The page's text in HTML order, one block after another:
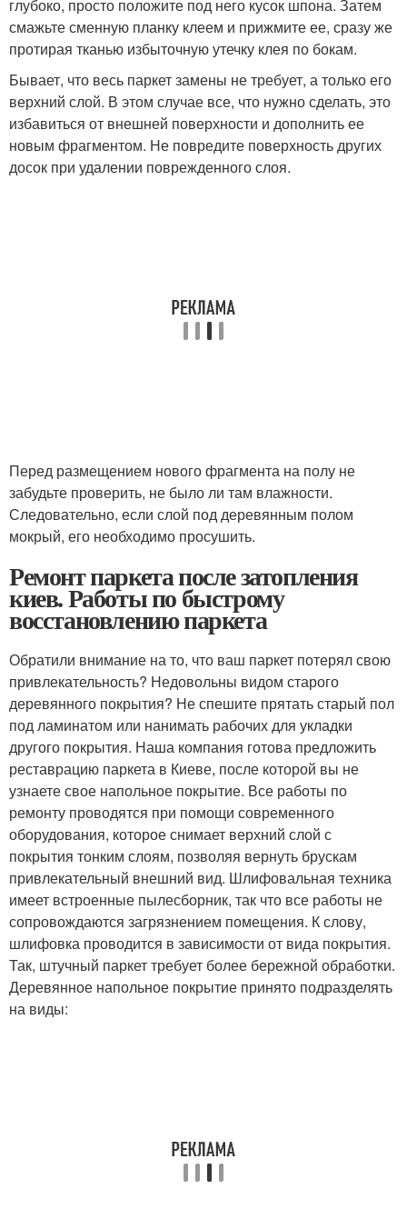
глубоко, просто положите под него кусок шпона. Затем
смажьте сменную планку клеем и прижмите ее, сразу же
протирая тканью избыточную утечку клея по бокам.
Бывает, что весь паркет замены не требует, а только его
верхний слой. В этом случае все, что нужно сделать, это
избавиться от внешней поверхности и дополнить ее
новым фрагментом. Не повредите поверхность других
досок при удалении поврежденного слоя.
Перед размещением нового фрагмента на полу не
забудьте проверить, не было ли там влажности.
Следовательно, если слой под деревянным полом
мокрый, его необходимо просушить.
Ремонт паркета после затопления
киев. Работы по быстрому
восстановлению паркета
Обратили внимание на то, что ваш паркет потерял свою
привлекательность? Недовольны видом старого
деревянного покрытия? Не спешите прятать старый пол
под ламинатом или нанимать рабочих для укладки
другого покрытия. Наша компания готова предложить
реставрацию паркета в Киеве, после которой вы не
узнаете свое напольное покрытие. Все работы по
ремонту проводятся при помощи современного
оборудования, которое снимает верхний слой с
покрытия тонким слоям, позволяя вернуть брускам
привлекательный внешний вид. Шлифовальная техника
имеет встроенные пылесборник, так что все работы не
сопровождаются загрязнением помещения. К слову,
шлифовка проводится в зависимости от вида покрытия.
Так, штучный паркет требует более бережной обработки.
Деревянное напольное покрытие принято подразделять
на виды: